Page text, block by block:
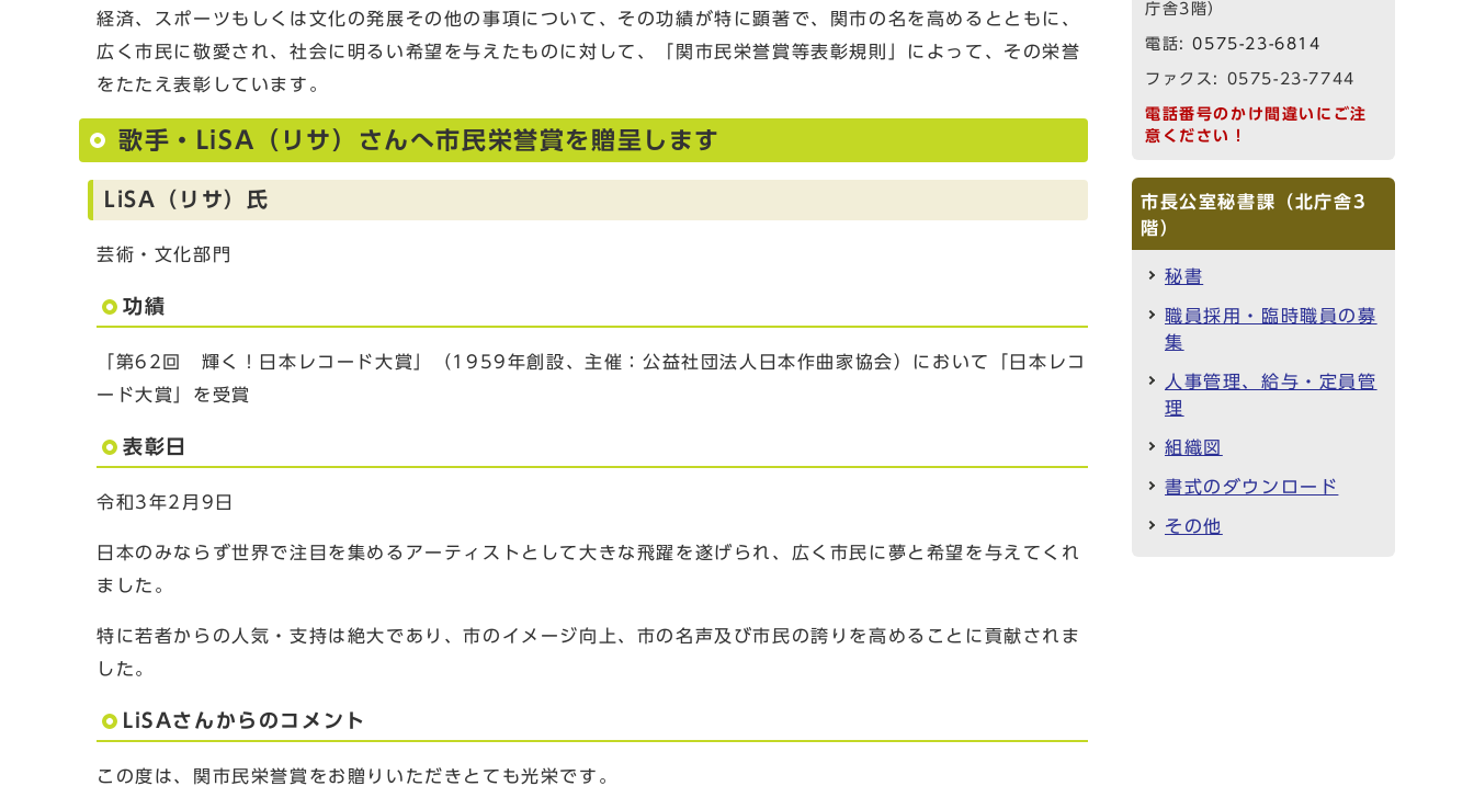
経済、スポーツもしくは文化の発展その他の事項について、その功績が特に顕著で、関市の名を高めるとともに、
広く市民に敬愛され、社会に明るい希望を与えたものに対して、「関市民栄誉賞等表彰規則」によって、その栄誉
をたたえ表彰しています。
歌手・LiSA（リサ）さんへ市民栄誉賞を贈呈します
LiSA（リサ）氏
芸術・文化部門
功績
「第62回 輝く！日本レコード大賞」（1959年創設、主催：公益社団法人日本作曲家協会）において「日本レコ
ード大賞」を受賞
表彰日
令和3年2月9日
日本のみならず世界で注目を集めるアーティストとして大きな飛躍を遂げられ、広く市民に夢と希望を与えてくれ
ました。
特に若者からの人気・支持は絶大であり、市のイメージ向上、市の名声及び市民の誇りを高めることに貢献されま
した。
LiSAさんからのコメント
この度は、関市民栄誉賞をお贈りいただきとても光栄です。
庁舎3階）
電話:0575-23-6814
ファクス: 0575-23-7744
電話番号のかけ間違いにご注
意ください！
市長公室秘書課（北庁舎3
階）
秘書
職員採用・臨時職員の募
集
人事管理、給与・定員管
理
組織図
書式のダウンロード
その他